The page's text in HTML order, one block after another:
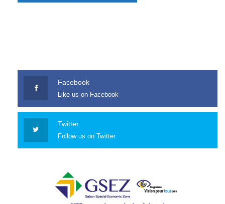
Facebook
Like us on Facebook
Twitter
Follow us on Twitter